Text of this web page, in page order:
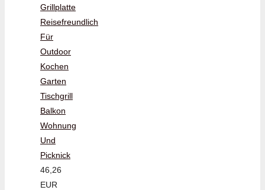
Grillplatte
Reisefreundlich
Für
Outdoor
Kochen
Garten
Tischgrill
Balkon
Wohnung
Und
Picknick
46,26
EUR